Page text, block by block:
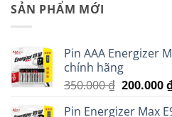
SẢN PHẨM MỚI
Pin AAA Energizer
chính hãng
350.000₫ Giá
200.000
Pin Energizer Max